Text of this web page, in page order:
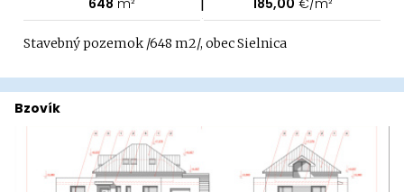
Stavebný pozemok /648 m2/, obec Sielnica
Bzovík